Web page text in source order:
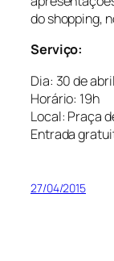
do shopping,
Serviço:
Dia: 30 de abril
Horário: 19h
Local: Praça
Entrada
27/04/2015